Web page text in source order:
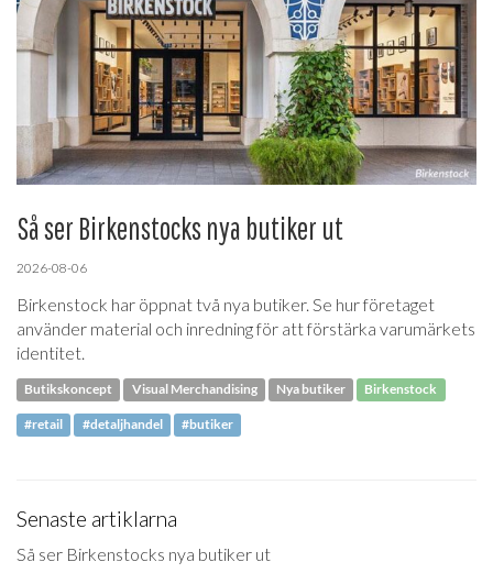
Så ser Birkenstocks nya butiker ut
2026-08-06
Birkenstock har öppnat två nya butiker. Se hur företaget
använder material och inredning för att förstärka varumärkets
identitet.
Butikskoncept Visual Merchandising Nya butiker Birkenstock
#retail #detaljhandel #butiker
Senaste artiklarna
Så ser Birkenstocks nya butiker ut